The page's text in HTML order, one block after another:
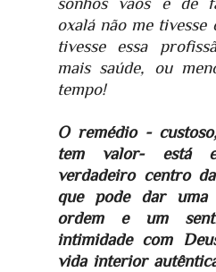
oxalá não me tivesse
tivesse essa
mais saúde, ou
tempo!
O remédio -
tem valor- está
verdadeiro centro
que pode dar uma
ordem e um
intimidade com
vida interior